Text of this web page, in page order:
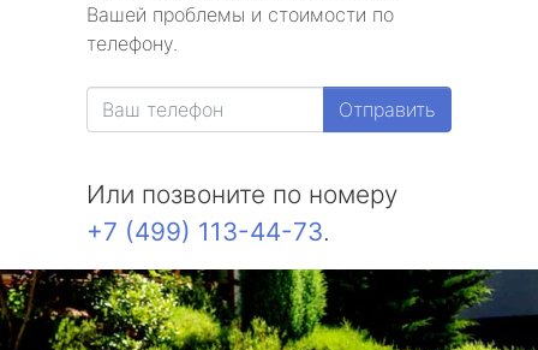
Вашей проблемы и стоимости по
телефону.
Отправить
Или позвоните по номеру
+7 (499) 113-44-73.